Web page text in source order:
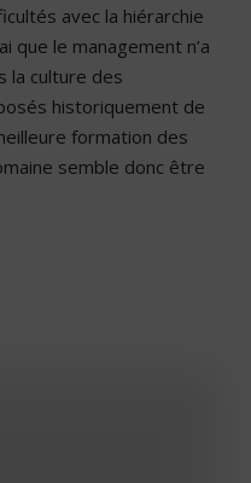
avec la hiérarchie
que le management n’a
la culture des
historiquement de
formation des
semble donc être